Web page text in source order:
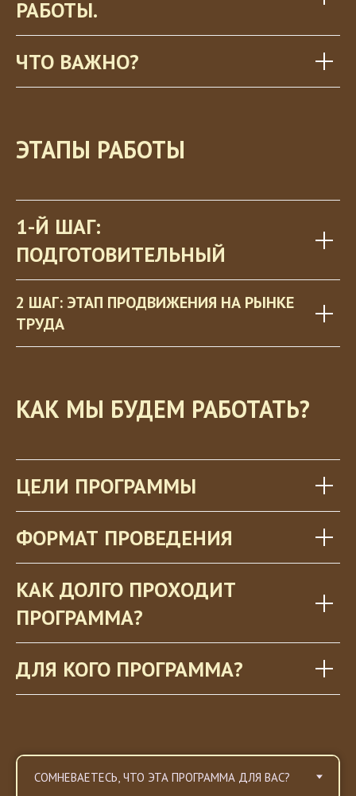
РАБОТЫ.
ЧТО ВАЖНО?
ЭТАПЫ РАБОТЫ
1-Й ШАГ:
ПОДГОТОВИТЕЛЬНЫЙ
2 ШАГ: ЭТАП ПРОДВИЖЕНИЯ НА РЫНКЕ
ТРУДА
КАК МЫ БУДЕМ РАБОТАТЬ?
ЦЕЛИ ПРОГРАММЫ
ФОРМАТ ПРОВЕДЕНИЯ
КАК ДОЛГО ПРОХОДИТ
ПРОГРАММА?
ДЛЯ КОГО ПРОГРАММА?